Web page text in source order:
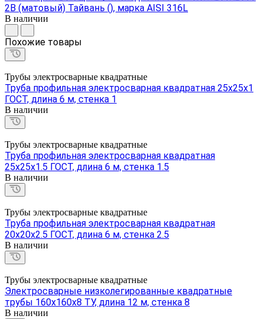
2B (матовый) Тайвань (), марка AISI 316L
В наличии
Похожие товары
Трубы электросварные квадратные
Труба профильная электросварная квадратная 25х25х1
ГОСТ, длина 6 м, стенка 1
В наличии
Трубы электросварные квадратные
Труба профильная электросварная квадратная
25х25х1.5 ГОСТ, длина 6 м, стенка 1.5
В наличии
Трубы электросварные квадратные
Труба профильная электросварная квадратная
20х20х2.5 ГОСТ, длина 6 м, стенка 2.5
В наличии
Трубы электросварные квадратные
Электросварные низколегированные квадратные
трубы 160х160х8 ТУ, длина 12 м, стенка 8
В наличии